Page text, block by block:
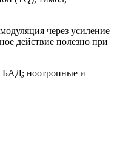
через усиление
действие полезно при
БАД; ноотропные и